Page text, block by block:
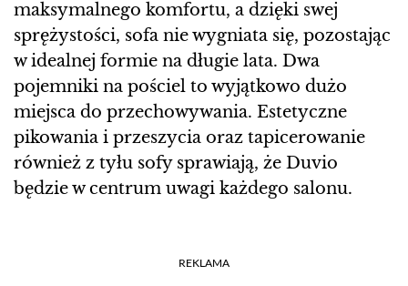
maksymalnego komfortu, a dzięki swej
sprężystości, sofa nie wygniata się, pozostając
w idealnej formie na długie lata. Dwa
pojemniki na pościel to wyjątkowo dużo
miejsca do przechowywania. Estetyczne
pikowania i przeszycia oraz tapicerowanie
również z tyłu sofy sprawiają, że Duvio
będzie w centrum uwagi każdego salonu.
REKLAMA